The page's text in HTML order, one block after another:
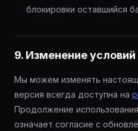
блокировки оставшийся
9. Изменение условий
Мы можем изменять
версия всегда доступна на
Продолжение
означает согласие с